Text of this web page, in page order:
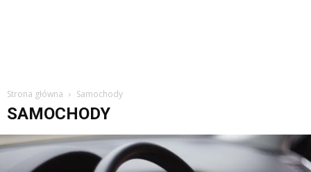
Strona główna Samochody
SAMOCHODY